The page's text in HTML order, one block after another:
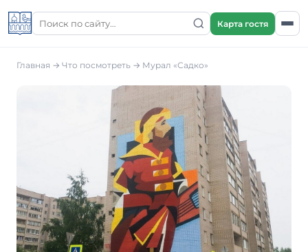
Карта гостя
Главная → Что посмотреть → Мурал «Садко»